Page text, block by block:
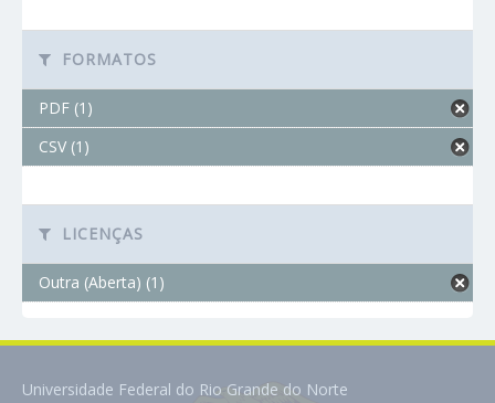
FORMATOS
PDF (1)
CSV (1)
LICENÇAS
Outra (Aberta) (1)
Universidade Federal do Rio Grande do Norte